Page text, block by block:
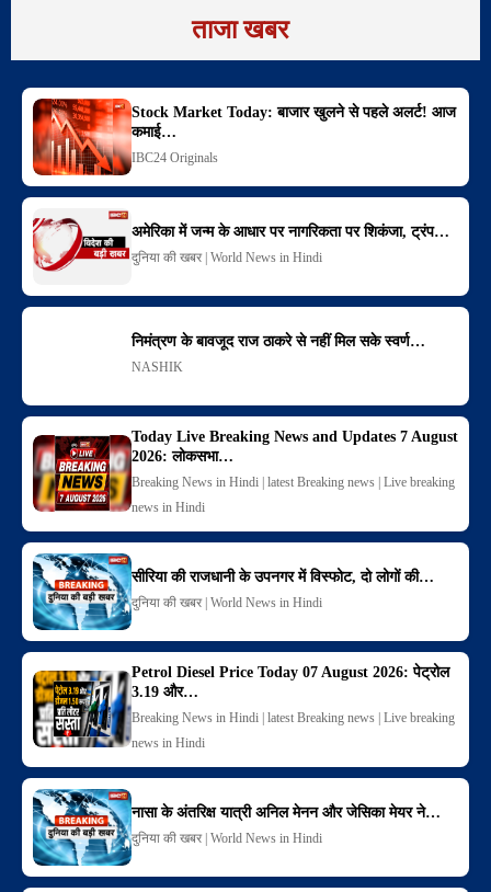
ताजा खबर
Stock Market Today: बाजार खुलने से पहले अलर्ट! आज
कमाई…
IBC24 Originals
अमेरिका में जन्म के आधार पर नागरिकता पर शिकंजा, ट्रंप…
दुनिया की खबर | World News in Hindi
निमंत्रण के बावजूद राज ठाकरे से नहीं मिल सके स्वर्ण…
NASHIK
Today Live Breaking News and Updates 7 August
2026: लोकसभा…
Breaking News in Hindi | latest Breaking news | Live breaking
news in Hindi
सीरिया की राजधानी के उपनगर में विस्फोट, दो लोगों की…
दुनिया की खबर | World News in Hindi
Petrol Diesel Price Today 07 August 2026: पेट्रोल
3.19 और…
Breaking News in Hindi | latest Breaking news | Live breaking
news in Hindi
नासा के अंतरिक्ष यात्री अनिल मेनन और जेसिका मेयर ने…
दुनिया की खबर | World News in Hindi